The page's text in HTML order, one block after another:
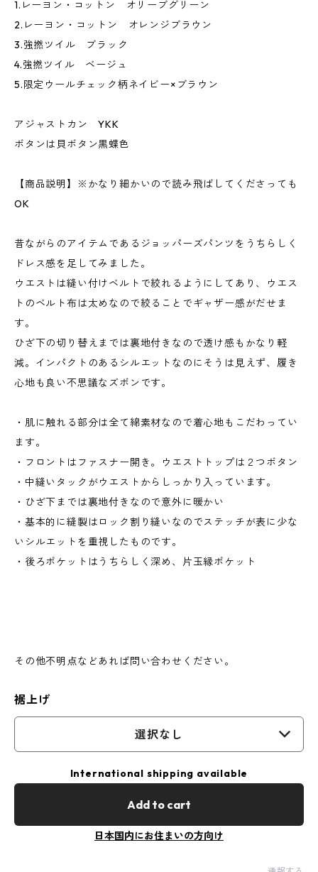
1.レーヨン・コットン オリーブグリーン
2.レーヨン・コットン オレンジブラウン
3.強撚ツイル ブラック
4.強撚ツイル ベージュ
5.限定ウールチェック柄ネイビー×ブラウン
アジャストカン YKK
ボタンは貝ボタン黒蝶色
【商品説明】※かなり細かいので読み飛ばしてくださっても
OK
昔ながらのアイテムであるジョッパーズパンツをうちらしく
ドレス感を足してみました。
ウエストは縫い付けベルトで絞れるようにしてあり、ウエス
トのベルト布は太めなので絞ることでギャザー感がだせま
す。
ひざ下の切り替えまでは裏地付きなので透け感もかなり軽
減。インパクトのあるシルエットなのにそうは見えず、履き
心地も良い不思議なズボンです。
・肌に触れる部分は全て綿素材なので着心地もこだわってい
ます。
・フロントはファスナー開き。ウエストトップは２つボタン
・中縫いタックがウエストからしっかり入っています。
・ひざ下までは裏地付きなので意外に暖かい
・基本的に縫製はロック割り縫いなのでステッチが表に少な
いシルエットを重視したものです。
・後ろポケットはうちらしく深め、片玉縁ポケット
その他不明点などあれば問い合わせください。
裾上げ
選択なし
International shipping available
Add to cart
日本国内にお住まいの方向け